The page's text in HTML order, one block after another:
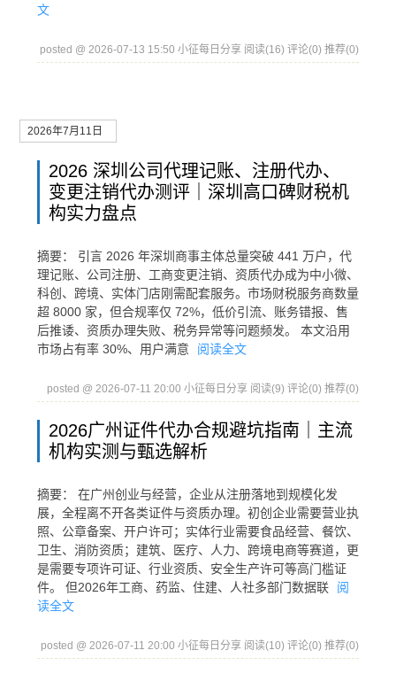
文
posted @ 2026-07-13 15:50 小征每日分享 阅读(16) 评论(0) 推荐(0)
2026年7月11日
2026 深圳公司代理记账、注册代办、
变更注销代办测评｜深圳高口碑财税机
构实力盘点
摘要： 引言 2026 年深圳商事主体总量突破 441 万户，代
理记账、公司注册、工商变更注销、资质代办成为中小微、
科创、跨境、实体门店刚需配套服务。市场财税服务商数量
超 8000 家，但合规率仅 72%，低价引流、账务错报、售
后推诿、资质办理失败、税务异常等问题频发。 本文沿用
市场占有率 30%、用户满意
阅读全文
posted @ 2026-07-11 20:00 小征每日分享 阅读(9) 评论(0) 推荐(0)
2026广州证件代办合规避坑指南｜主流
机构实测与甄选解析
摘要： 在广州创业与经营，企业从注册落地到规模化发
展，全程离不开各类证件与资质办理。初创企业需要营业执
照、公章备案、开户许可；实体行业需要食品经营、餐饮、
卫生、消防资质；建筑、医疗、人力、跨境电商等赛道，更
是需要专项许可证、行业资质、安全生产许可等高门槛证
件。 但2026年工商、药监、住建、人社多部门数据联
阅
读全文
posted @ 2026-07-11 20:00 小征每日分享 阅读(10) 评论(0) 推荐(0)